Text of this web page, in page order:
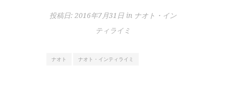
投稿日: 2016年7月31日 in ナオト・イン
ティライミ
ナオト ナオト・インティライミ